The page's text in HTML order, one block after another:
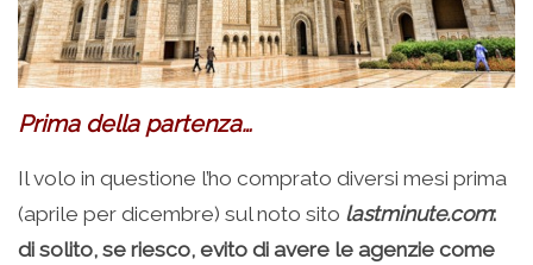
Prima della partenza…
Il volo in questione l’ho comprato diversi mesi prima
(aprile per dicembre) sul noto sito lastminute.com:
di solito, se riesco, evito di avere le agenzie come